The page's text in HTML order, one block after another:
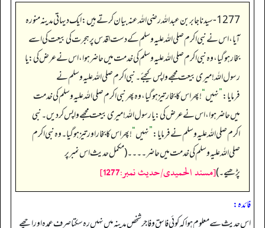
1277- سیدنا جابر بن عبداللہ رضی اللہ عنہ بیان کرتے ہیں: ایک دیہاتی مدینہ منورہ
آیا، اس نے نبی اکرم صلی اللہ علیہ وسلم کے دست اقدس پر ہجرت کی بیعت کی اسے
بخار ہو گیا، وہ نبی اکرم صلی اللہ علیہ وسلم کی خدمت میں حاضر ہوا، اس نے عرض کی: یا
رسول اللہ! میری بیعت مجھے واپس کیجئے۔ نبی اکرم صلی اللہ علیہ وسلم نے
فرمایا:”نہیں“! پھر اس کا بخار تیز ہو گیا، وہ پھر نبی اکرم صلی اللہ علیہ وسلم کی خدمت
میں حاضر ہوا، اس نے عرض کی: یا رسول اللہ! میری بیعت مجھے واپس کر دیں۔ نبی
اکرم صلی اللہ علیہ وسلم نے فرمایا:”نہیں“! پھر اس کا بخار اور تیز ہو گیا۔ وہ نبی اکرم
صلی اللہ علیہ وسلم کی خدمت میں حاضر۔۔۔۔ (مکمل حدیث اس نمبر پر
پڑھیے۔)[مسند الحمیدی/حدیث نمبر:1277]
فائدہ:
اس حدیث سے معلوم ہوا کہ کوئی فاسق و فاجر شخص مدینہ میں نہیں رہ سکتا صرف عمدہ اور اچھے